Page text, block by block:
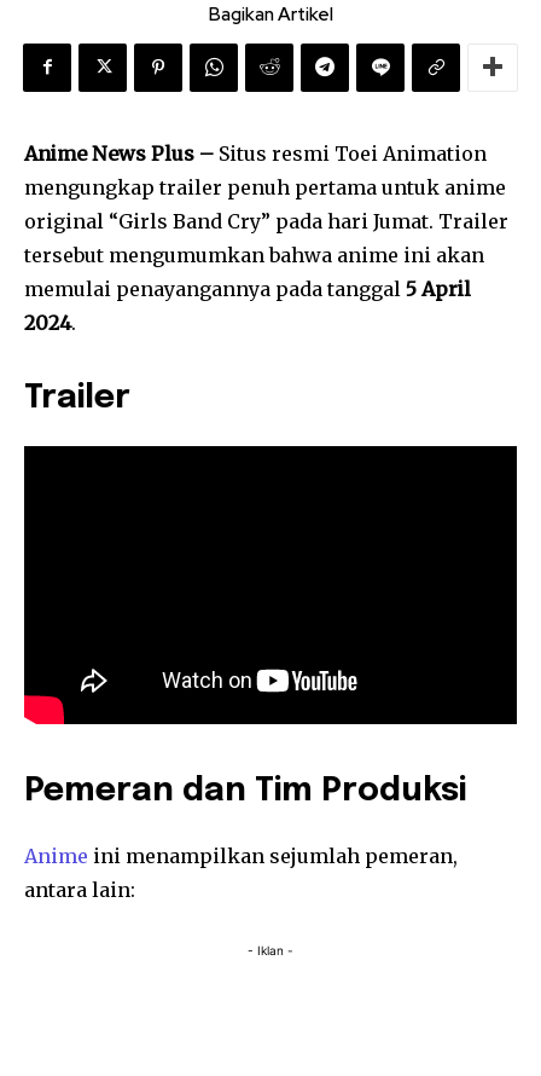
Bagikan Artikel
Anime News Plus – Situs resmi Toei Animation
mengungkap trailer penuh pertama untuk anime
original “Girls Band Cry” pada hari Jumat. Trailer
tersebut mengumumkan bahwa anime ini akan
memulai penayangannya pada tanggal 5 April
2024.
Trailer
Pemeran dan Tim Produksi
Anime ini menampilkan sejumlah pemeran,
antara lain:
- Iklan -